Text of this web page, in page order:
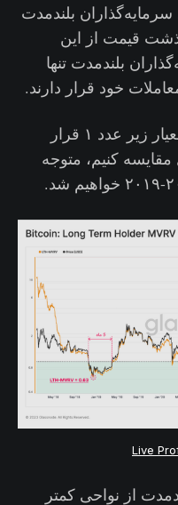
بلندمدت
گذشت قیمت از این
بلندمدت تنها
خود قرار دارند.
اکنون اگر مدت زمانی که این معیار زیر عدد ۱ قرار
کنیم، متوجه
Live
از نواحی کمتر